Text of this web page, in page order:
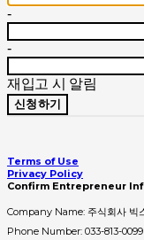
-
-
재입고 시 알림
신청하기
Terms of Use
Privacy Policy
Confirm Entrepreneur
Company Name: 주식회사 빅
Phone Number: 033-813-